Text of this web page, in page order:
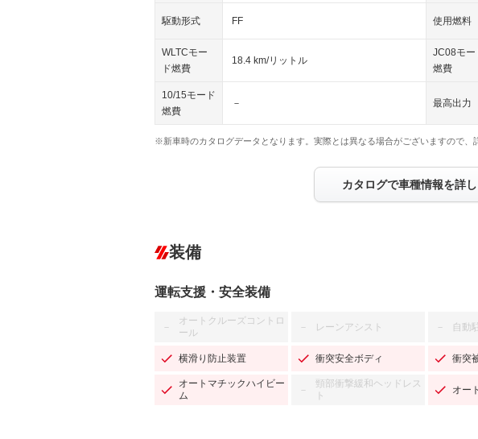
駆動形式 FF 使用燃料
WLTCモー
ド燃費
18.4 km/リットル
JC08モー
燃費
10/15モード
燃費
－ 最高出力
※新車時のカタログデータとなります。実際とは異なる場合がございますので、
カタログで車種情報を詳
装備
運転支援・安全装備
－
オートクルーズコントロ
ール
－ レーンアシスト － 自動
横滑り防止装置 衝突安全ボディ 衝突
オートマチックハイビー
ム
－
頸部衝撃緩和ヘッドレス
ト
オー